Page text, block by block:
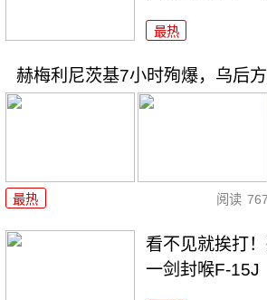
最热
赫梅利尼茨基7小时殉爆，乌后
最热 阅读
看不见就挨打
一剑封喉F-15J